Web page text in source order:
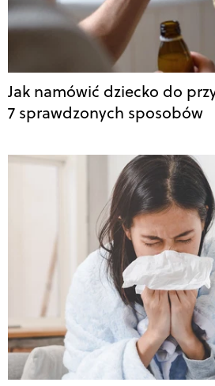
Jak namówić dziecko do
7 sprawdzonych sposobów